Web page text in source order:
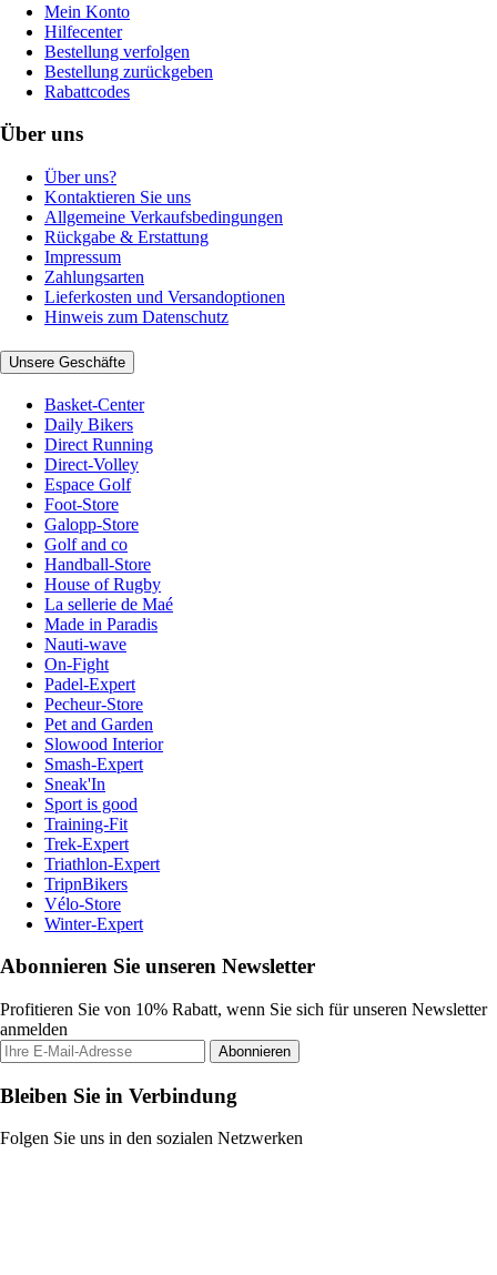
Mein Konto
Hilfecenter
Bestellung verfolgen
Bestellung zurückgeben
Rabattcodes
Über uns
Über uns?
Kontaktieren Sie uns
Allgemeine Verkaufsbedingungen
Rückgabe & Erstattung
Impressum
Zahlungsarten
Lieferkosten und Versandoptionen
Hinweis zum Datenschutz
Unsere Geschäfte
Basket-Center
Daily Bikers
Direct Running
Direct-Volley
Espace Golf
Foot-Store
Galopp-Store
Golf and co
Handball-Store
House of Rugby
La sellerie de Maé
Made in Paradis
Nauti-wave
On-Fight
Padel-Expert
Pecheur-Store
Pet and Garden
Slowood Interior
Smash-Expert
Sneak'In
Sport is good
Training-Fit
Trek-Expert
Triathlon-Expert
TripnBikers
Vélo-Store
Winter-Expert
Abonnieren Sie unseren Newsletter
Profitieren Sie von 10% Rabatt, wenn Sie sich für unseren Newsletter
anmelden
Abonnieren
Bleiben Sie in Verbindung
Folgen Sie uns in den sozialen Netzwerken